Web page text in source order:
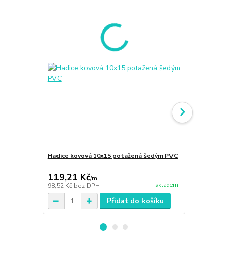
Hadice kovová 10x15 potažená šedým PVC
119,21 Kč/m
98,52 Kč bez DPH skladem
Přidat do košíku